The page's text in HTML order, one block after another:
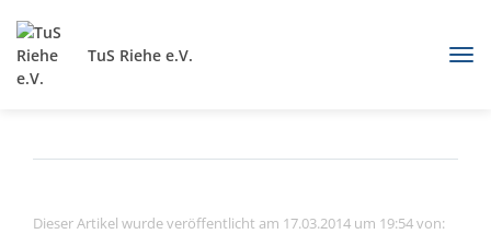
TuS Riehe e.V.
Dieser Artikel wurde veröffentlicht am 17.03.2014 um 19:54 von: